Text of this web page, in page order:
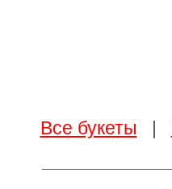
Все букеты |